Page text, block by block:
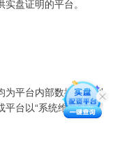
盘证明的平台。
为平台内部数据。识别
台以“系统维护”为由